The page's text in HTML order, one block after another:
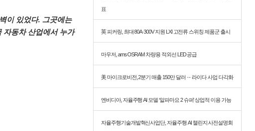
이 있었다. 그곳에는
자동차 산업에서 누가
표
英 피커링, 최대 80A·300V 지원 LXI 고전류 스위칭 제품군 출시
마우저, ams OSRAM 차량용 적외선 LED 공급
美 마이크로비전, 2분기 매출 150만 달러 ··· 라이다 사업 다각화
엔비디아, 자율주행 AI 모델 ‘알파마요 2 슈퍼’ 상업적 이용 가능
자율주행기술개발혁신사업단, 자율주행 AI 챌린지 사전설명회